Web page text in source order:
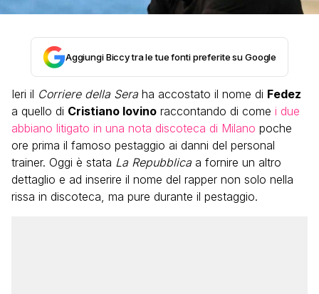
Aggiungi Biccy tra le tue fonti preferite su Google
Ieri il Corriere della Sera ha accostato il nome di Fedez
a quello di Cristiano Iovino raccontando di come i due
abbiano litigato in una nota discoteca di Milano poche
ore prima il famoso pestaggio ai danni del personal
trainer. Oggi è stata La Repubblica a fornire un altro
dettaglio e ad inserire il nome del rapper non solo nella
rissa in discoteca, ma pure durante il pestaggio.